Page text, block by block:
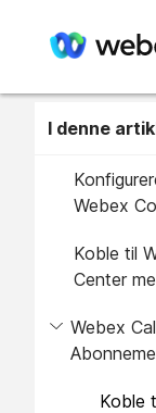
I denne
Webex
Koble til
Center
Webex
Koble